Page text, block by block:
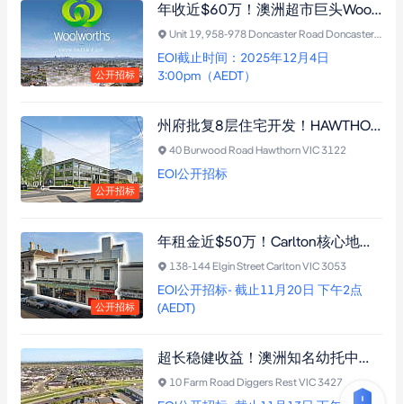
Woolworths 3.1km
Woolworths
IGA
Crown Asian Supermarket
Vic Harbour Grocery
Woolworths 3.2km
Hometown Asian Supermarket 3.3km
公开招标
年收近$60万！澳洲超市巨头Woolworths重磅登场，黄金角地，10年纯租约+“零管理”，投资良机！
Unit 19, 958-978 Doncaster Road Doncaster East VIC 3109
EOI截止时间：2025年12月4日
3:00pm（AEDT）
公开招标
州府批复8层住宅开发！HAWTHORN核心三层办公楼，年租金近$60万，近火车站，自用/投资/开发兼具
40 Burwood Road Hawthorn VIC 3122
EOI公开招标
公开招标
年租金近$50万！Carlton核心地段｜三层商住满租稀有物业，可增建，近墨大，回报与潜力并存
138-144 Elgin Street Carlton VIC 3053
EOI公开招标- 截止11月20日 下午2点
(AEDT)
超长稳健收益！澳洲知名幼托中心出售，15年长租约，年租金近$32万！
10 Farm Road Diggers Rest VIC 3427